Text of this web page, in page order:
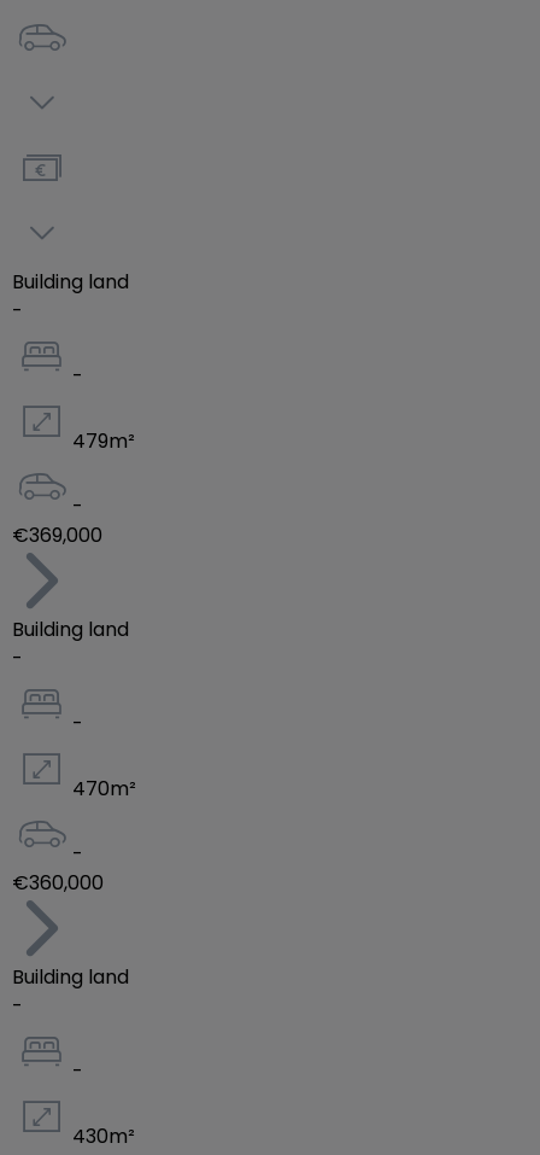
nombreuses options de personnalisation sont
l'ambiance, les couleurs, ou encore les matériaux
L'ensemble de ces paramètres sont définis dans le
énergétique AAA.
Misant sur l'intégration avec le paysage et
Valley se distingue par ses lignes épurées et
de qualité.
Les amoureux de la nature seront servis !
Des paysages vallonnées, un endroit calme et
paisible ou la nature inspire la sérénité. Résider à
reposante.
Pour l'obtention de votre financement, nos
partenaires vous aideront à la préparation et suivi
de votre dossier afin d'obtenir votre prêt aux
meilleurs conditions du marché.
Pour plus d'informations, contactez-nous au +352
26 44 50 50 ou sur sales@immo-future.lu
www.immo-future.lu
Images non contractuelles
Building land
-
-
479m²
-
€369,000
Building land
-
-
470m²
-
€360,000
Building land
-
-
430m²